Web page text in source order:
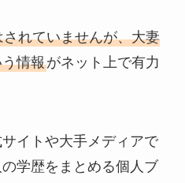
れていませんが、大妻
情報がネット上で有力
イトや大手メディアで
学歴をまとめる個人ブ